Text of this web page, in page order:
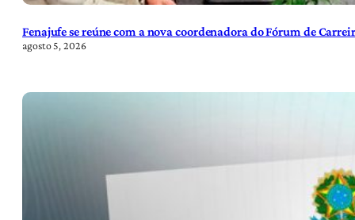
Fenajufe se reúne com a nova coordenadora do Fórum de
agosto 5, 2026